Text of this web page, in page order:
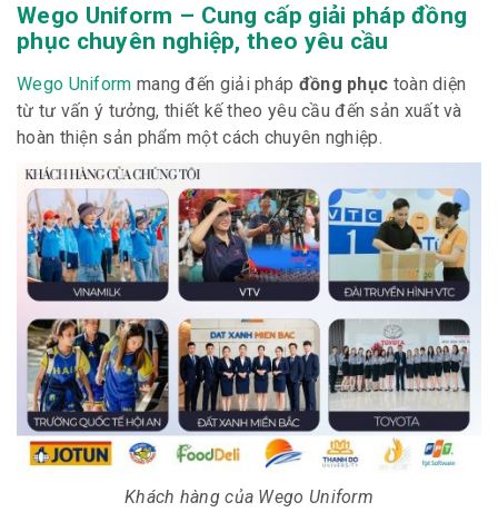
Wego Uniform – Cung cấp giải pháp đồng
phục chuyên nghiệp, theo yêu cầu
Wego Uniform mang đến giải pháp đồng phục toàn diện
từ tư vấn ý tưởng, thiết kế theo yêu cầu đến sản xuất và
hoàn thiện sản phẩm một cách chuyên nghiệp.
Khách hàng của Wego Uniform